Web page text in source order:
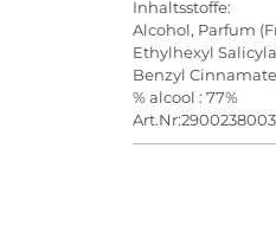
Inhaltsstoffe:
Alcohol, Parfum
Ethylhexyl
Benzyl Cinnamate,
% alcool : 77%